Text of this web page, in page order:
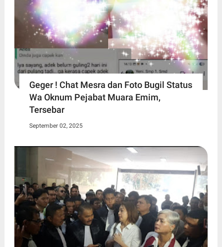
Geger ! Chat Mesra dan Foto Bugil Status
Wa Oknum Pejabat Muara Emim,
Tersebar
September 02, 2025